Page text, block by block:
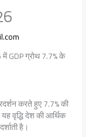
GDP ग्रोथ 7.7% के
करते हुए 7.7% की
वृद्धि देश की आर्थिक
है।